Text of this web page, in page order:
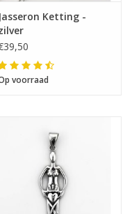
Jasseron Ketting -
voorraad
iedere dinsdag-